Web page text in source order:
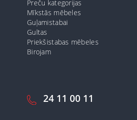
24 11 00 11
Preču kategorijas
Mīkstās mēbeles
Guļamistabai
Gultas
Priekšistabas mēbeles
Birojam